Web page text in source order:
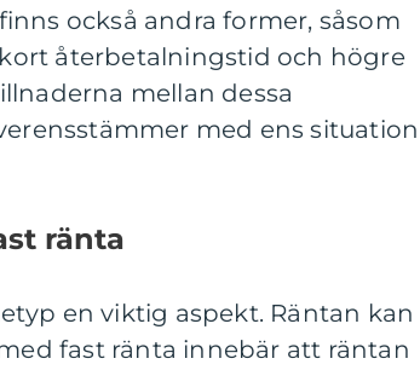
också andra former, såsom
återbetalningstid och högre
mellan dessa
med ens situation
ränta
en viktig aspekt. Räntan kan
fast ränta innebär att räntan